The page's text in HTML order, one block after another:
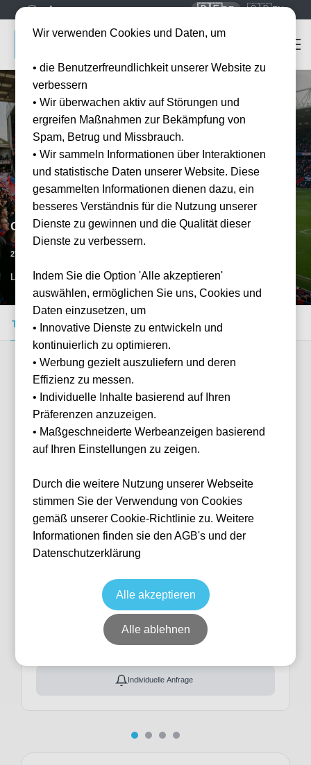
🇩🇪DE 🇬🇧EN
Crystal Palace vs AFC Sunderland
27.02.2027
LON, GB
Tickets kaufen Event-Info FAQ
Verfügbare Kategorien (4)
Longside Home Section
15:00
10 verfügbar
Vereinigtes Königreich
Selhurst Park Stadium
Ticket(s) + Hotel
Individuelle Anfrage
Wir verwenden Cookies und Daten, um
• die Benutzerfreundlichkeit unserer Website zu
verbessern
• Wir überwachen aktiv auf Störungen und
ergreifen Maßnahmen zur Bekämpfung von
Spam, Betrug und Missbrauch.
• Wir sammeln Informationen über Interaktionen
und statistische Daten unserer Website. Diese
gesammelten Informationen dienen dazu, ein
besseres Verständnis für die Nutzung unserer
Dienste zu gewinnen und die Qualität dieser
Dienste zu verbessern.
Indem Sie die Option 'Alle akzeptieren'
auswählen, ermöglichen Sie uns, Cookies und
Daten einzusetzen, um
• Innovative Dienste zu entwickeln und
kontinuierlich zu optimieren.
• Werbung gezielt auszuliefern und deren
Effizienz zu messen.
• Individuelle Inhalte basierend auf Ihren
Präferenzen anzuzeigen.
• Maßgeschneiderte Werbeanzeigen basierend
auf Ihren Einstellungen zu zeigen.
Durch die weitere Nutzung unserer Webseite
stimmen Sie der Verwendung von Cookies
gemäß unserer Cookie-Richtlinie zu. Weitere
Informationen finden sie den AGB's und der
Datenschutzerklärung
Alle akzeptieren
Alle ablehnen